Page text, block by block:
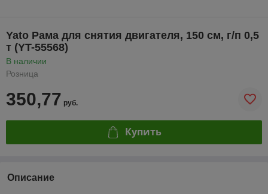
Yato Рама для снятия двигателя, 150 см, г/п 0,5
т (YT-55568)
В наличии
Розница
350,77 руб.
Купить
Описание